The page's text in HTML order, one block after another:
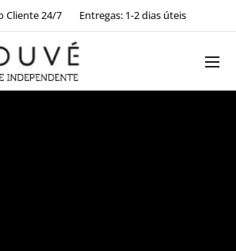
Cliente 24/7 📦Entregas: 1-2 dias úteis